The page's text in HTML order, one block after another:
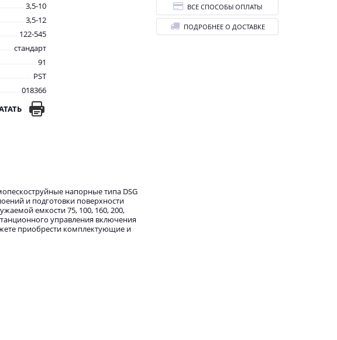
3,5-10
3,5-12
122-545
стандарт
91
PST
018366
ВСЕ СПОСОБЫ ОПЛАТЫ
ПОДРОБНЕЕ О ДОСТАВКЕ
напорные типа DSG
и подготовки поверхности
емкости 75, 100, 160, 200,
управления включения
приобрести комплектующие и